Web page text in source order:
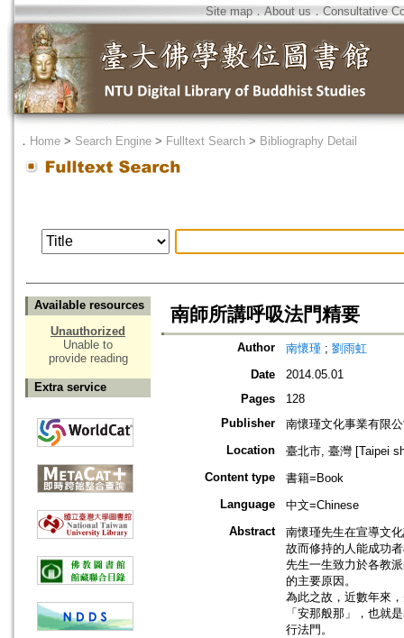
Site map．About us ． Consultative
． Home > Search Engine > Fulltext Search > Bibliography Detail
Available resources
Unauthorized
Unable to
provide reading
Extra service
南師所講呼吸法門精要
Author 南懷瑾 ; 劉雨虹
Date
2014.05.01
Pages
128
Publisher
南懷瑾文化事業有限
Location
臺北市, 臺灣 [Taipei
Content type
書籍=Book
Language
中文=Chinese
Abstract
南懷瑾先生在宣導文
故而修持的人能成功
先生一生致力於各教
的主要原因。
為此之故，近數年來
「安那般那」，也就
行法門。